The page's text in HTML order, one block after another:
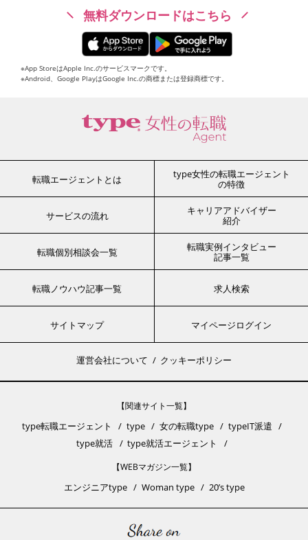
無料ダウンロードはこちら
※App StoreはApple Inc.のサービスマークです。
※Android、Google PlayはGoogle Inc.の商標または登録商標です。
転職エージェントとは
type女性の転職エージェント
の特徴
サービスの流れ
キャリアアドバイザー
紹介
転職個別相談会一覧
転職実例インタビュー
記事一覧
転職ノウハウ記事一覧 求人検索
サイトマップ マイページログイン
運営会社について クッキーポリシー
【関連サイト一覧】
type転職エージェント type 女の転職type
typeIT派遣
type就活
type就活エージェント
【WEBマガジン一覧】
エンジニアtype Woman type 20’s type